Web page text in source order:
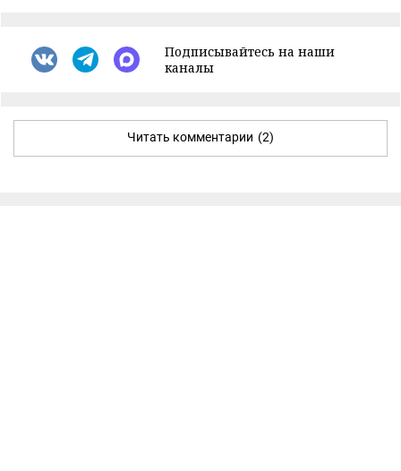
Подписывайтесь на наши
каналы
Читать комментарии (2)